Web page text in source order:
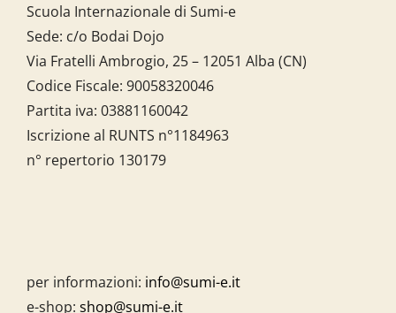
Scuola Internazionale di Sumi-e
Sede: c/o Bodai Dojo
Via Fratelli Ambrogio, 25 – 12051 Alba (CN)
Codice Fiscale: 90058320046
Partita iva: 03881160042
Iscrizione al RUNTS n°1184963
n° repertorio 130179
per informazioni: info@sumi-e.it
e-shop: shop@sumi-e.it